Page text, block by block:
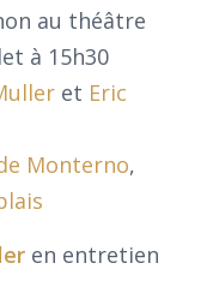
au théâtre
à 15h30
et Eric
Monterno,
en entretien